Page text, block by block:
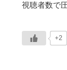
視聴者数で
+2